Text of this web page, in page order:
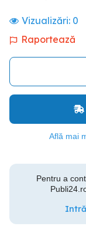
Vizualizări: 0
Raportează
Află mai
Pentru a